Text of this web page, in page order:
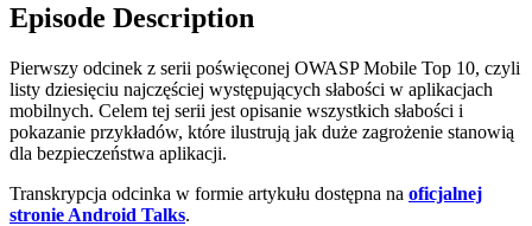
Episode Description
Pierwszy odcinek z serii poświęconej OWASP Mobile Top 10, czyli
listy dziesięciu najczęściej występujących słabości w aplikacjach
mobilnych. Celem tej serii jest opisanie wszystkich słabości i
pokazanie przykładów, które ilustrują jak duże zagrożenie stanowią
dla bezpieczeństwa aplikacji.
Transkrypcja odcinka w formie artykułu dostępna na oficjalnej
stronie Android Talks.